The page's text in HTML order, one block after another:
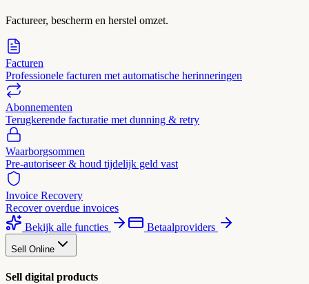
Factureer, bescherm en herstel omzet.
Facturen
Professionele facturen met automatische herinneringen
Abonnementen
Terugkerende facturatie met dunning & retry
Waarborgsommen
Pre-autoriseer & houd tijdelijk geld vast
Invoice Recovery
Recover overdue invoices
Bekijk alle functies
Betaalproviders
Sell Online
Sell digital products